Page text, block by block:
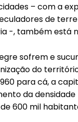
– com a
de
-, também está
sofrem e
do
para cá, a
da
600 mil